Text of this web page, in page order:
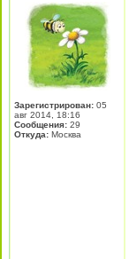
Зарегистрирован: 05
авг 2014, 18:16
Сообщения: 29
Откуда: Москва